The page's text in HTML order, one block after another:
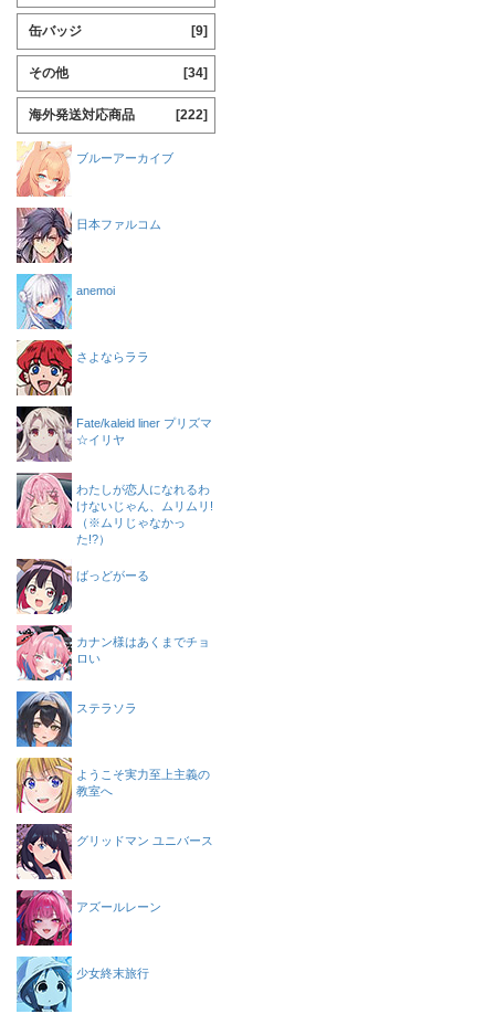
缶バッジ [9]
その他 [34]
海外発送対応商品 [222]
ブルーアーカイブ
日本ファルコム
anemoi
さよならララ
Fate/kaleid liner プリズマ
☆イリヤ
わたしが恋人になれるわ
けないじゃん、ムリムリ!
（※ムリじゃなかっ
た!?）
ばっどがーる
カナン様はあくまでチョ
ロい
ステラソラ
ようこそ実力至上主義の
教室へ
グリッドマン ユニバース
アズールレーン
少女終末旅行